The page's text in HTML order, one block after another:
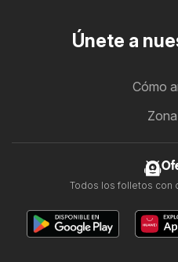
Únete a
Cómo
Todos los folletos con